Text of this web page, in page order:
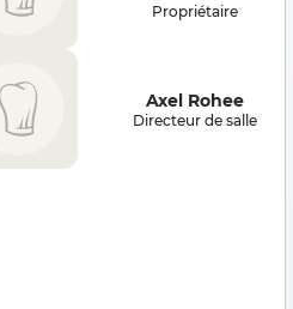
Propriétaire
Axel Rohee
Directeur de salle